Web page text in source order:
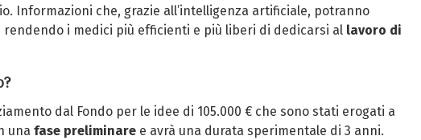
Informazioni che, grazie all’intelligenza artificiale, potranno
i medici più efficienti e più liberi di dedicarsi al lavoro di
dal Fondo per le idee di 105.000 € che sono stati erogati a
una fase preliminare e avrà una durata sperimentale di 3 anni.